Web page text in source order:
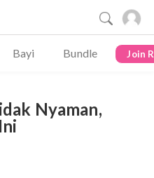
Bayi Bundle Join
Nyaman,